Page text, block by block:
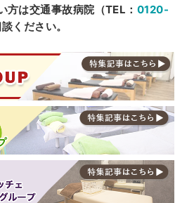
方は交通事故病院（TEL： 0120-
ください。